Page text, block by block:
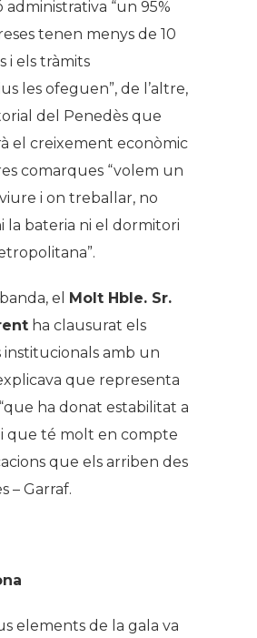
administrativa “un 95%
tenen menys de 10
i els tràmits
les ofeguen”, de l’altre,
del Penedès que
el creixement econòmic
comarques “volem un
i on treballar, no
la bateria ni el dormitori
el Molt Hble. Sr.
ha clausurat els
amb un
que representa
ha donat estabilitat a
i que té molt en compte
que els arriben des
– Garraf.
elements de la gala va